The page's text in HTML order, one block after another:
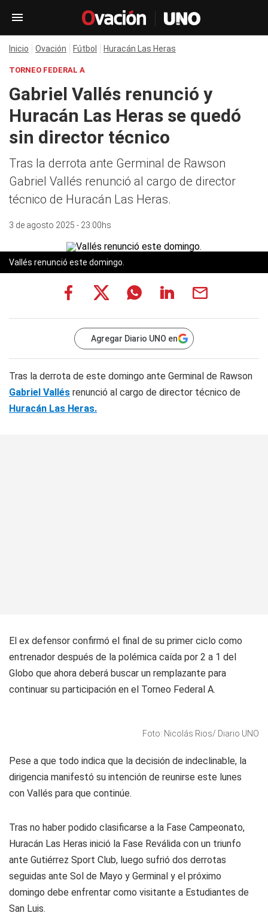
Inicio Ovación Fútbol Huracán Las Heras
TORNEO FEDERAL A
Gabriel Vallés renunció y
Huracán Las Heras se quedó
sin director técnico
Tras la derrota ante Germinal de Rawson
Gabriel Vallés renunció al cargo de director
técnico de Huracán Las Heras.
3 de agosto 2025 - 23:00hs
Vallés renunció este domingo.
Agregar Diario UNO en
Tras la derrota de este domingo ante Germinal de Rawson
Gabriel Vallés renunció al cargo de director técnico de
Huracán Las Heras.
El ex defensor confirmó el final de su primer ciclo como
entrenador después de la polémica caída por 2 a 1 del
Globo que ahora deberá buscar un remplazante para
continuar su participación en el Torneo Federal A.
Foto: Nicolás Rios/ Diario UNO
Pese a que todo indica que la decisión de indeclinable, la
dirigencia manifestó su intención de reunirse este lunes
con Vallés para que continúe.
Tras no haber podido clasificarse a la Fase Campeonato,
Huracán Las Heras inició la Fase Reválida con un triunfo
ante Gutiérrez Sport Club, luego sufrió dos derrotas
seguidas ante Sol de Mayo y Germinal y el próximo
domingo debe enfrentar como visitante a Estudiantes de
San Luis.